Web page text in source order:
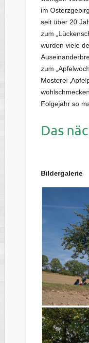
im
seit über 20
zum
wurden viele
zum
Mosterei
Folgejahr so
Das
Bildergalerie